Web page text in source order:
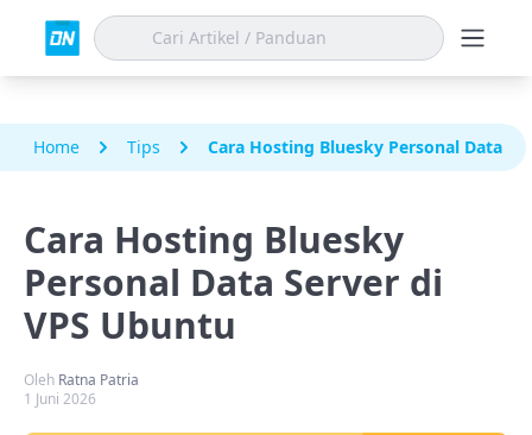
Home Tips Cara Hosting Bluesky Personal Data
Cara Hosting Bluesky
Personal Data Server di
VPS Ubuntu
Oleh Ratna Patria
1 Juni 2026